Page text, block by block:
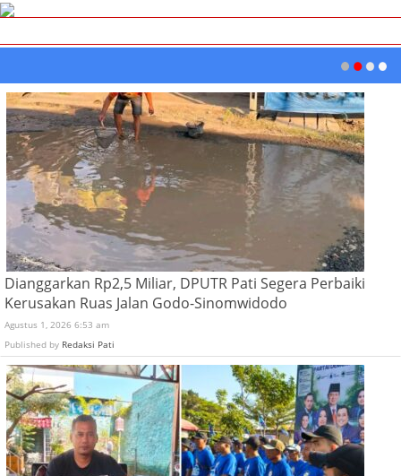
Dianggarkan Rp2,5 Miliar, DPUTR Pati Segera Perbaiki
Kerusakan Ruas Jalan Godo-Sinomwidodo
Agustus 1, 2026 6:53 am
Published by Redaksi Pati